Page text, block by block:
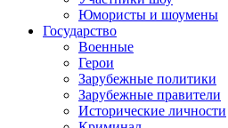
Юмористы и шоумены
Государство
Военные
Герои
Зарубежные политики
Зарубежные правители
Исторические личности